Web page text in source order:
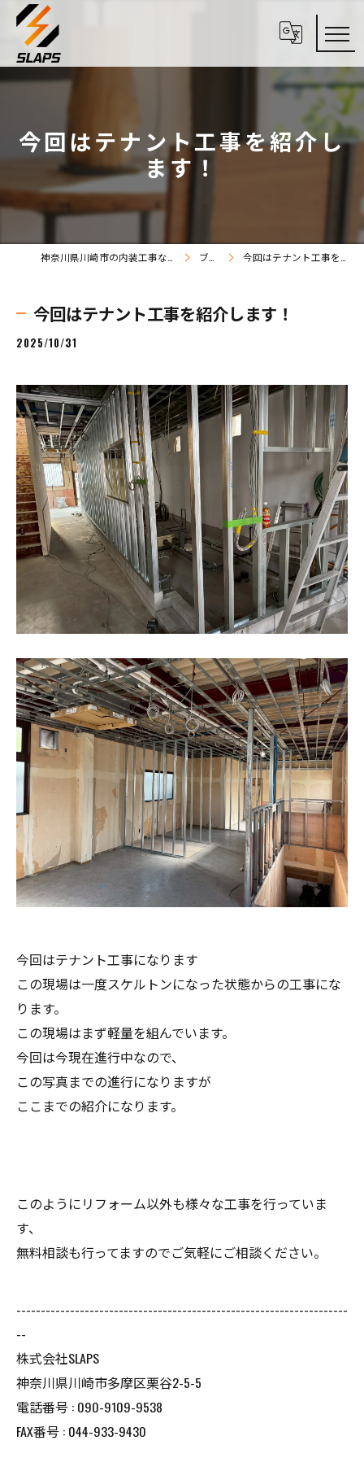
今回はテナント工事を紹介し
ます！
ブログ 今回はテナント工事を紹介します！
今回はテナント工事を紹介します！
2025/10/31
今回はテナント工事になります
この現場は一度スケルトンになった状態からの工事にな
ります。
この現場はまず軽量を組んでいます。
今回は今現在進行中なので、
この写真までの進行になりますが
ここまでの紹介になります。
このようにリフォーム以外も様々な工事を行っていま
す、
無料相談も行ってますのでご気軽にご相談ください。
--------------------------------------------------------------------
--
株式会社SLAPS
神奈川県川崎市多摩区栗谷2-5-5
電話番号 : 090-9109-9538
FAX番号 : 044-933-9430